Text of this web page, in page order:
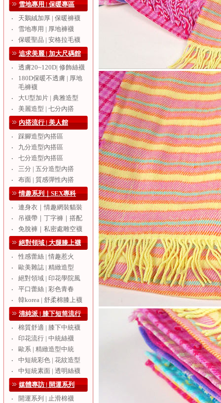
雪地專用 | 保暖專區
‧
天鵝絨加厚 | 保暖褲襪
‧
雪地專用 | 厚地褲襪
‧
保暖聖品 | 安格拉毛襪
追求美麗 | 加大尺碼館
‧
透膚20~120D| 修飾絲襪
‧
180D保暖不透膚 | 厚地
毛褲襪
‧
大U型加片 | 典雅造型
‧
美麗造型 | 七分內搭
內搭流行 | 美人館
‧
踩腳造型內搭區
‧
九分造型內搭區
‧
七分造型內搭區
‧
三分 | 五分造型內搭
‧
布面 | 質感彈性內搭
情趣系列｜SEX專科
‧
連身衣｜情趣網裝貓裝
‧
吊襪帶｜丁字褲｜搭配
‧
免脫褲｜私密處雕空襪
絕對領域 | 大腿膝上襪
‧
性感蕾絲 | 情趣惹火
‧
歐美雜誌 | 精緻造型
‧
絕對領域 | 印花學院風
‧
平口蕾絲 | 彩色青春
‧
韓korea | 舒柔棉膝上襪
清純派 | 膝下短筒流行
‧
棉質舒適 | 膝下中統襪
‧
印花流行 | 中統絲襪
‧
歐系 | 精緻造型中統
‧
中短統彩色 | 花紋造型
‧
中短統素面 | 透明絲襪
媒體專訪 | 開運系列
‧
開運系列 | 止滑棉襪